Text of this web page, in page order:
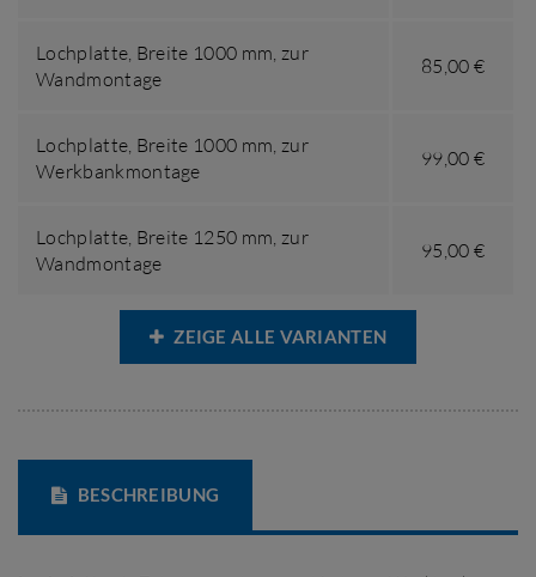
Lochplatte, Breite 1000 mm, zur
Wandmontage
85,00 €
Lochplatte, Breite 1000 mm, zur
Werkbankmontage
99,00 €
Lochplatte, Breite 1250 mm, zur
Wandmontage
95,00 €
ZEIGE ALLE VARIANTEN
BESCHREIBUNG